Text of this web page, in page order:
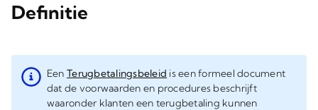
Definitie
EenTerugbetalingsbeleid is een formeel document
dat de voorwaarden en procedures beschrijft
waaronder klanten een terugbetaling kunnen